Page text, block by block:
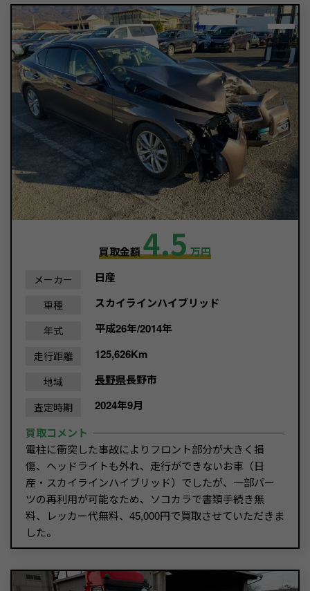
買取金額4.5万円
メーカー 日産
車種 スカイラインハイブリッド
年式 平成26年/2014年
走行距離 125,626Km
地域 長野県長野市
査定時期
2024年9月
買取コメント
電柱に衝突した事故によりフロント部分が大きく損
傷、ヘッドライトも外れ、走行ができないお車（日
産・スカイラインハイブリッド）でしたが、一部パー
ツの再利用が可能なため、ソコカラで書類手続き無
料、レッカー代無料、45,000円で買取させていただきま
した。